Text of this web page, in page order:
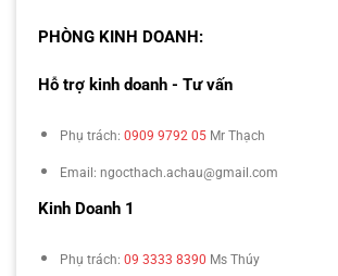
PHÒNG KINH DOANH:
Hỗ trợ kinh doanh - Tư vấn
Phụ trách: 0909 9792 05 Mr Thạch
Email: ngocthach.achau@gmail.com
Kinh Doanh 1
Phụ trách: 09 3333 8390 Ms Thúy